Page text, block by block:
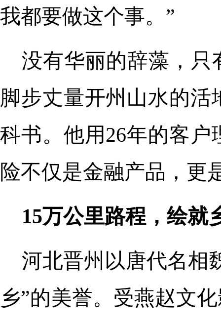
我都要做这个事。”
没有华丽的辞藻，只
脚步丈量开州山水的
科书。他用26年的客
险不仅是金融产品，更
15万公里路程，绘就
河北晋州以唐代名相
乡”的美誉。受燕赵文